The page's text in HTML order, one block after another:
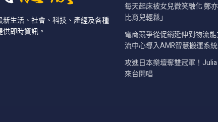
新生活、社會、科技、產經及各種
即時資訊。
每天起床被女兒微笑融化 鄭
比育兒輕鬆」
電商競爭從促銷延伸到物流
流中心導入AMR智慧搬運系統
攻進日本樂壇奪雙冠軍！
來台開唱